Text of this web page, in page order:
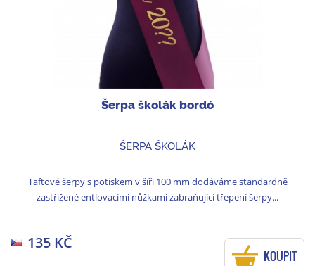
Šerpa školák bordó
ŠERPA ŠKOLÁK
Taftové šerpy s potiskem v šíři 100 mm dodáváme standardně
zastřižené entlovacími nůžkami zabraňující třepení šerpy...
135 KČ
KOUPIT